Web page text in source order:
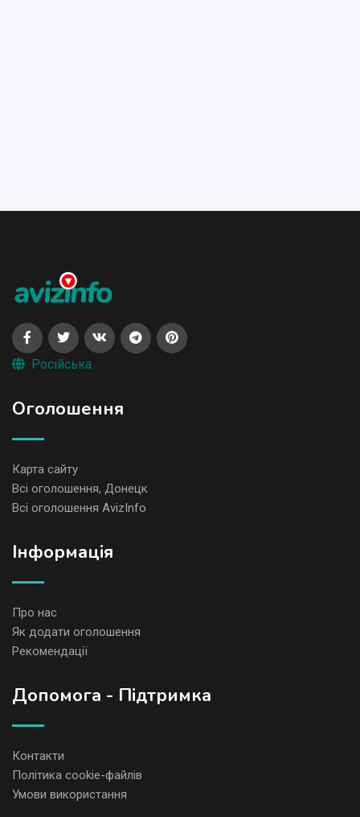
Російська
Оголошення
Карта сайту
Всі оголошення, Донецк
Всі оголошення AvizInfo
Iнформація
Про нас
Як додати оголошення
Рекомендації
Допомога - Підтримка
Контакти
Політика cookie-файлів
Умови використання